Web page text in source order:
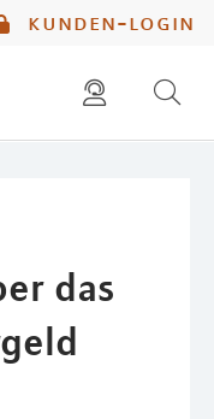
kunden-login
das